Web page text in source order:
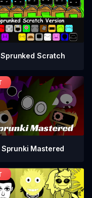
Sprunked Scratch
Sprunki Mastered